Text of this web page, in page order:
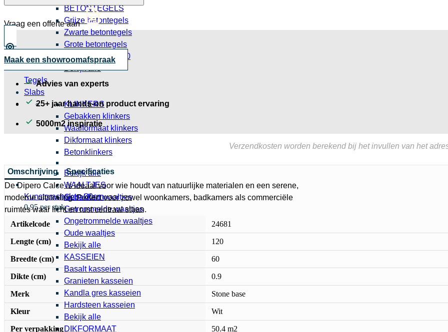
Kunstgrashaken 30cm
0,95 per stuk
BETONTEGELS
Grijze betontegels
Zwarte betontegels
Grote betontegels
Betontegels 30x30
Bekijk alle
Tegels
Slabs
KLINKERS
Gebakken klinkers
Waalformaat klinkers
Dikformaat klinkers
Betonklinkers
Bekijk alle
WAALTJES
Gebakken waaltjes
Getrommelde waaltjes
Ongetrommelde waaltjes
Oude waaltjes
Bekijk alle
KASSEIEN
Basalt kasseien
Granieten kasseien
Kandla gres kasseien
Hardsteen kasseien
Bekijk alle
DIKFORMAAT
Vraag een offerte aan
Maak een showroomafspraak
Advies van experts
25+ jaar hands-on product ervaring
5000m2 inspiratie
Verzendkosten worden berekend bij het invullen van het
Omschrijving
Specificaties
De Dipero Calce is ideaal voor wie houdt van natuurlijke materialen en een serene,
moderne uitstraling. Perfect voor zowel woonkamers, badkamers als commerciële
ruimtes waar licht en rust centraal staan.
Artikelcode
24681
Lengte (cm) 120
Breedte (cm) 60
Dikte (cm) 0.9
Merk Stone base
Kleur Wit
Per verpakking 50.4 m2